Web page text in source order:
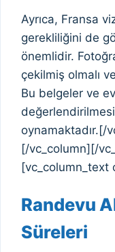
Ayrıca, Fransa
gerekliliğini de
önemlidir.
çekilmiş olmalı
Bu belgeler ve
oynamaktadır.[/
[/vc_column][/
[vc_column_text
Randevu
Süreleri